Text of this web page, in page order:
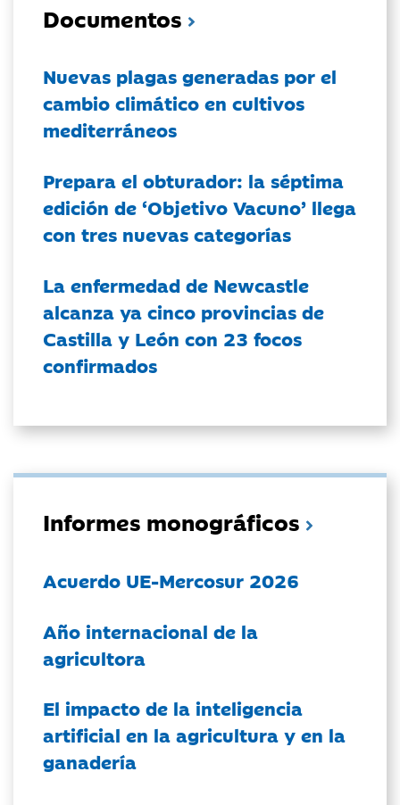
Documentos
Nuevas plagas generadas por el
cambio climático en cultivos
mediterráneos
Prepara el obturador: la séptima
edición de ‘Objetivo Vacuno’ llega
con tres nuevas categorías
La enfermedad de Newcastle
alcanza ya cinco provincias de
Castilla y León con 23 focos
confirmados
Informes monográficos
Acuerdo UE-Mercosur 2026
Año internacional de la
agricultora
El impacto de la inteligencia
artificial en la agricultura y en la
ganadería